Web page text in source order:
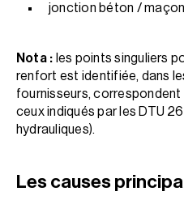
jonction béton /
Nota : les points singuliers
renfort est identifiée, dans
fournisseurs, correspondent
ceux indiqués par les DTU
hydrauliques).
Les causes